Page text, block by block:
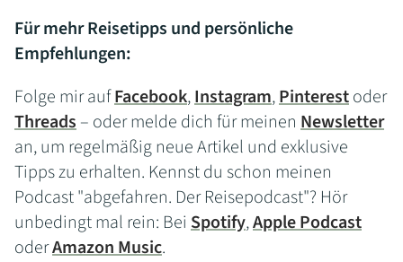
Für mehr Reisetipps und persönliche
Empfehlungen:
Folge mir aufFacebook,Instagram,Pinterestoder
Threads– oder melde dich für meinen Newsletter
an, um regelmäßig neue Artikel und exklusive
Tipps zu erhalten. Kennst du schon meinen
Podcast "abgefahren. Der Reisepodcast"? Hör
unbedingt mal rein: Bei Spotify,Apple Podcast
oderAmazon Music.